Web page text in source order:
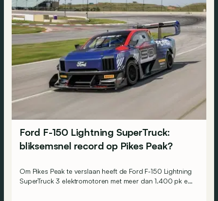
Ford F-150 Lightning SuperTruck:
bliksemsnel record op Pikes Peak?
Om Pikes Peak te verslaan heeft de Ford F-150 Lightning
SuperTruck 3 elektromotoren met meer dan 1.400 pk en